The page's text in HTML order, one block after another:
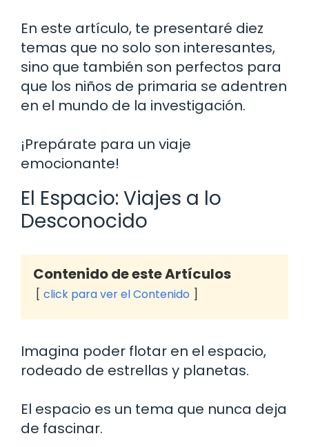
En este artículo, te presentaré diez
temas que no solo son interesantes,
sino que también son perfectos para
que los niños de primaria se adentren
en el mundo de la investigación.
¡Prepárate para un viaje
emocionante!
El Espacio: Viajes a lo
Desconocido
Contenido de este Artículos
click para ver el Contenido
Imagina poder flotar en el espacio,
rodeado de estrellas y planetas.
El espacio es un tema que nunca deja
de fascinar.